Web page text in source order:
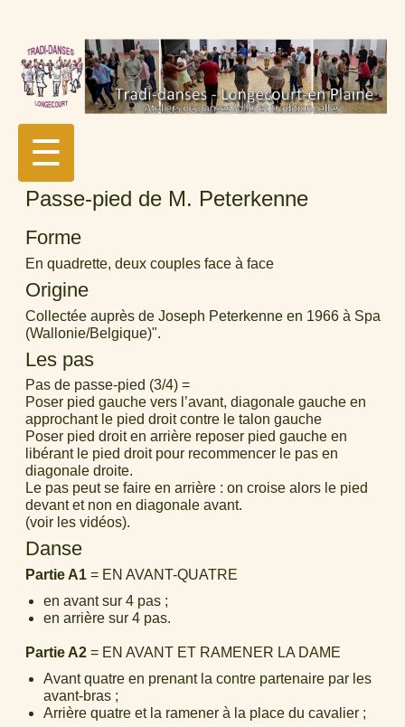
☰
Passe-pied de M. Peterkenne
Forme
En quadrette, deux couples face à face
Origine
Collectée auprès de Joseph Peterkenne en 1966 à Spa
(Wallonie/Belgique)".
Les pas
Pas de passe-pied (3/4) =
Poser pied gauche vers l’avant, diagonale gauche en
approchant le pied droit contre le talon gauche
Poser pied droit en arrière reposer pied gauche en
libérant le pied droit pour recommencer le pas en
diagonale droite.
Le pas peut se faire en arrière : on croise alors le pied
devant et non en diagonale avant.
(voir les vidéos).
Danse
Partie A1= EN AVANT-QUATRE
en avant sur 4 pas ;
en arrière sur 4 pas.
Partie A2= EN AVANT ET RAMENER LA DAME
Avant quatre en prenant la contre partenaire par les
avant-bras ;
Arrière quatre et la ramener à la place du cavalier ;